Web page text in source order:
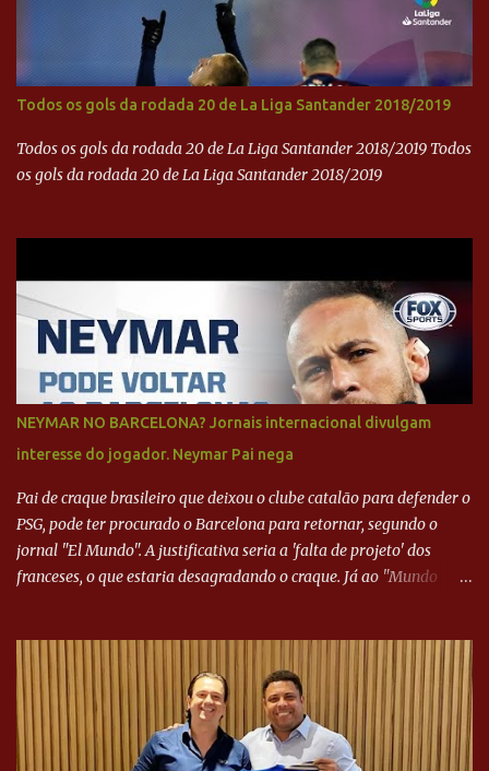
Todos os gols da rodada 20 de La Liga Santander 2018/2019
Todos os gols da rodada 20 de La Liga Santander 2018/2019 Todos
os gols da rodada 20 de La Liga Santander 2018/2019
NEYMAR NO BARCELONA? Jornais internacional divulgam
interesse do jogador. Neymar Pai nega
Pai de craque brasileiro que deixou o clube catalão para defender o
PSG, pode ter procurado o Barcelona para retornar, segundo o
jornal "El Mundo". A justificativa seria a 'falta de projeto' dos
franceses, o que estaria desagradando o craque. Já ao "Mundo
Neymar Pai nega